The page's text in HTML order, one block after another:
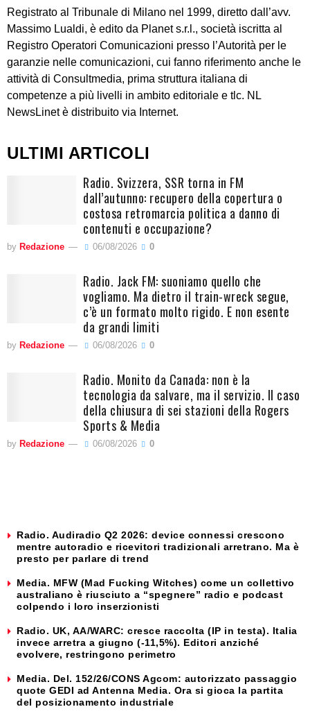
Registrato al Tribunale di Milano nel 1999, diretto dall’avv.
Massimo Lualdi, è edito da Planet s.r.l., società iscritta al
Registro Operatori Comunicazioni presso l’Autorità per le
garanzie nelle comunicazioni, cui fanno riferimento anche le
attività di Consultmedia, prima struttura italiana di
competenze a più livelli in ambito editoriale e tlc. NL
NewsLinet è distribuito via Internet.
ULTIMI ARTICOLI
Radio. Svizzera, SSR torna in FM
dall’autunno: recupero della copertura o
costosa retromarcia politica a danno di
contenuti e occupazione?
by Redazione 06/08/2026 0
Radio. Jack FM: suoniamo quello che
vogliamo. Ma dietro il train-wreck segue,
c’è un formato molto rigido. E non esente
da grandi limiti
by Redazione 06/08/2026 0
Radio. Monito da Canada: non è la
tecnologia da salvare, ma il servizio. Il caso
della chiusura di sei stazioni della Rogers
Sports & Media
by Redazione 06/08/2026 0
Radio. Audiradio Q2 2026: device connessi crescono
mentre autoradio e ricevitori tradizionali arretrano. Ma è
presto per parlare di trend
Media. MFW (Mad Fucking Witches) come un collettivo
australiano è riusciuto a “spegnere” radio e podcast
colpendo i loro inserzionisti
Radio. UK, AA/WARC: cresce raccolta (IP in testa). Italia
invece arretra a giugno (-11,5%). Editori anziché
evolvere, restringono perimetro
Media. Del. 152/26/CONS Agcom: autorizzato passaggio
quote GEDI ad Antenna Media. Ora si gioca la partita
del posizionamento industriale